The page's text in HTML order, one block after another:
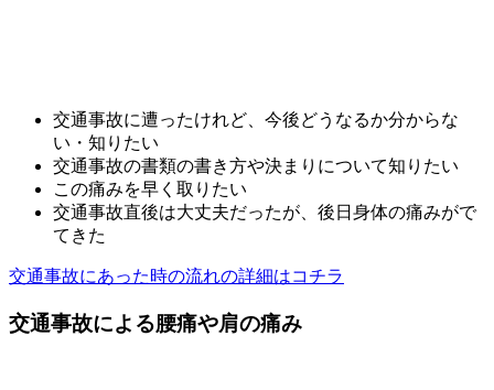
交通事故に遭ったけれど、今後どうなるか分からな
い・知りたい
交通事故の書類の書き方や決まりについて知りたい
この痛みを早く取りたい
交通事故直後は大丈夫だったが、後日身体の痛みがで
てきた
交通事故にあった時の流れの詳細はコチラ
交通事故による腰痛や肩の痛み